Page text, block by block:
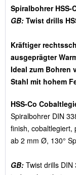
Spiralbohrer HSS-
GB: Twist drills
Kräftiger
ausgeprägter
Ideal zum Bohren
Stahl mit hohem
HSS-Co
Spiralbohrer DIN
finish, cobaltlegiert,
ab 2 mm Ø, 130°
GB: Twist drills